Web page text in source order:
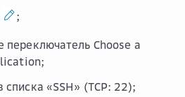
;
переключатель Choose a
;
списка «SSH» (TCP: 22);